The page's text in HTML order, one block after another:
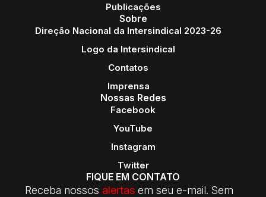
Publicações
Sobre
Direção Nacional da Intersindical 2023-26
Logo da Intersindical
Contatos
Imprensa
Nossas Redes
Facebook
YouTube
Instagram
Twitter
FIQUE EM CONTATO
Receba nossos alertas em seu e-mail. Sem